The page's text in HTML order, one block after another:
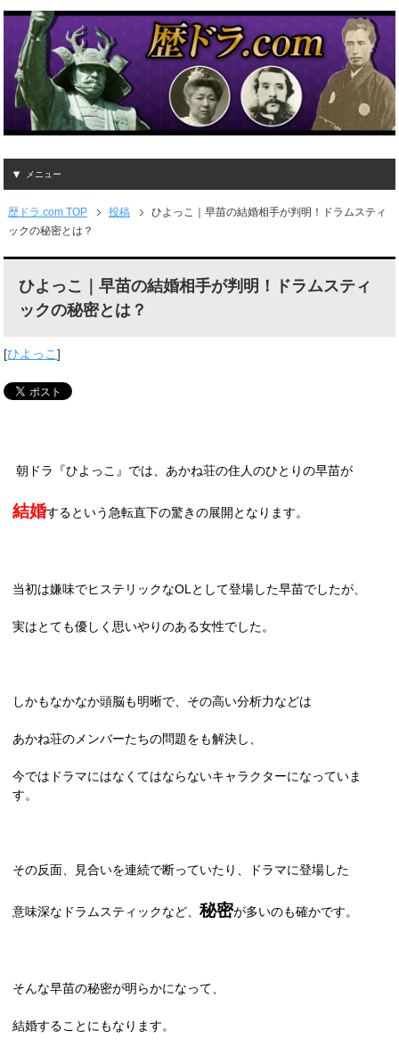
メニュー
歴ドラ.com TOP 投稿
ひよっこ｜早苗の結婚相手が判明！ドラムスティ
ックの秘密とは？
ひよっこ｜早苗の結婚相手が判明！ドラムスティ
ックの秘密とは？
[ひよっこ]
朝ドラ『ひよっこ』では、あかね荘の住人のひとりの早苗が
結婚するという急転直下の驚きの展開となります。
当初は嫌味でヒステリックなOL として登場した早苗でしたが、
実はとても優しく思いやりのある女性でした。
しかもなかなか頭脳も明晰で、その高い分析力などは
あかね荘のメンバーたちの問題をも解決し、
今ではドラマにはなくてはならないキャラクターになっていま
す。
その反面、見合いを連続で断っていたり、ドラマに登場した
意味深なドラムスティックなど、秘密が多いのも確かです。
そんな早苗の秘密が明らかになって、
結婚することにもなります。